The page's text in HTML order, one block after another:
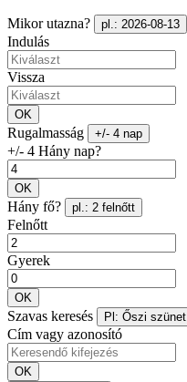
Mikor utazna? pl.: 2026-08-13
Indulás
Vissza
OK
Rugalmasság +/- 4 nap
+/- 4 Hány nap?
OK
Hány fő? pl.: 2 felnőtt
Felnőtt
Gyerek
OK
Szavas keresés Pl: Őszi szünet
Cím vagy azonosító
OK